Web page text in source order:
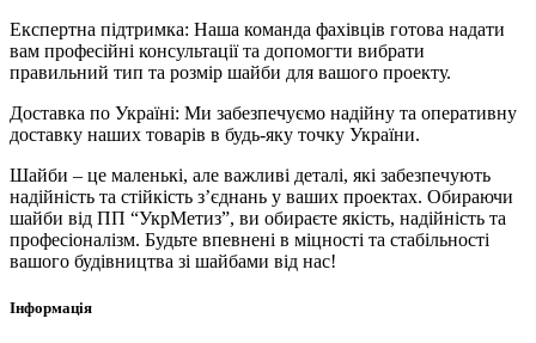
Експертна підтримка: Наша команда фахівців готова надати
вам професійні консультації та допомогти вибрати
правильний тип та розмір шайби для вашого проекту.
Доставка по Україні: Ми забезпечуємо надійну та оперативну
доставку наших товарів в будь-яку точку України.
Шайби – це маленькі, але важливі деталі, які забезпечують
надійність та стійкість з’єднань у ваших проектах. Обираючи
шайби від ПП “УкрМетиз”, ви обираєте якість, надійність та
професіоналізм. Будьте впевнені в міцності та стабільності
вашого будівництва зі шайбами від нас!
Інформація